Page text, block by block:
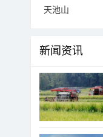
天池山
新闻资讯